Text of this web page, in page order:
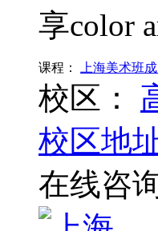
享color
课程： 上海美术班成
校区：
校区地
在线咨